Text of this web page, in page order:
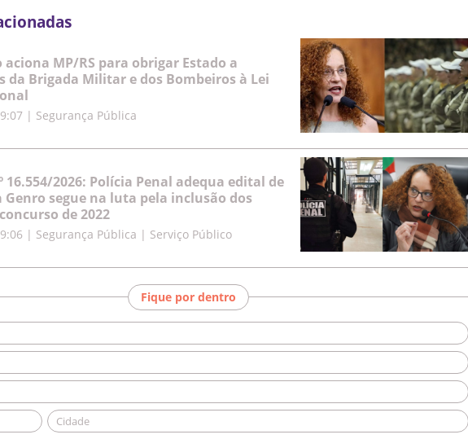
aciona MP/RS para obrigar Estado a
da Brigada Militar e dos Bombeiros à Lei
| Segurança Pública
16.554/2026: Polícia Penal adequa edital de
Genro segue na luta pela inclusão dos
de 2022
| Segurança Pública | Serviço Público
Fique por dentro